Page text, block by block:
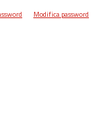
Modifica password